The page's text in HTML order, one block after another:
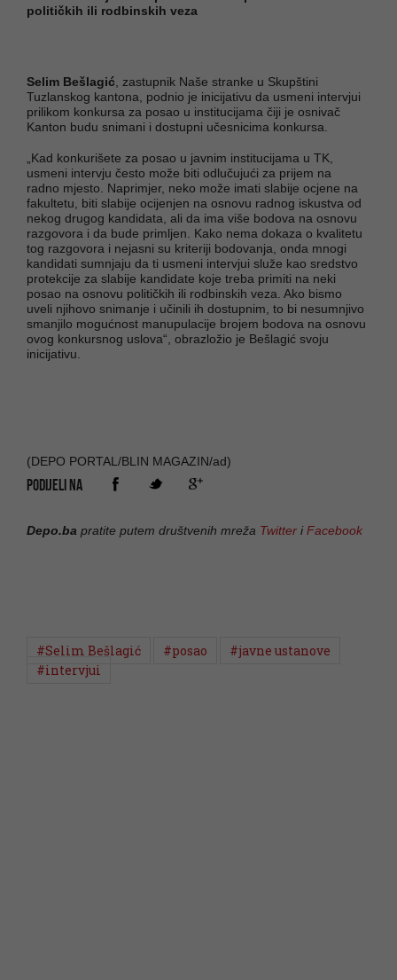
političkih ili rodbinskih veza
Selim Bešlagić , zastupnik Naše stranke u Skupštini
Tuzlanskog kantona, podnio je inicijativu da usmeni intervjui
prilikom konkursa za posao u institucijama čiji je osnivač
Kanton budu snimani i dostupni učesnicima konkursa.
„Kad konkurišete za posao u javnim institucijama u TK,
usmeni intervju često može biti odlučujući za prijem na
radno mjesto. Naprimjer, neko može imati slabije ocjene na
fakultetu, biti slabije ocijenjen na osnovu radnog iskustva od
nekog drugog kandidata, ali da ima više bodova na osnovu
razgovora i da bude primljen. Kako nema dokaza o kvalitetu
tog razgovora i nejasni su kriteriji bodovanja, onda mnogi
kandidati sumnjaju da ti usmeni intervjui služe kao sredstvo
protekcije za slabije kandidate koje treba primiti na neki
posao na osnovu političkih ili rodbinskih veza. Ako bismo
uveli njihovo snimanje i učinili ih dostupnim, to bi nesumnjivo
smanjilo mogućnost manupulacije brojem bodova na osnovu
ovog konkursnog uslova“, obrazložio je Bešlagić svoju
inicijativu.
(DEPO PORTAL/BLIN MAGAZIN/ad)
PODIJELI NA
Depo.ba pratite putem društvenih mreža Twitter iFacebook
#Selim Bešlagić #posao
#javne ustanove
#intervjui